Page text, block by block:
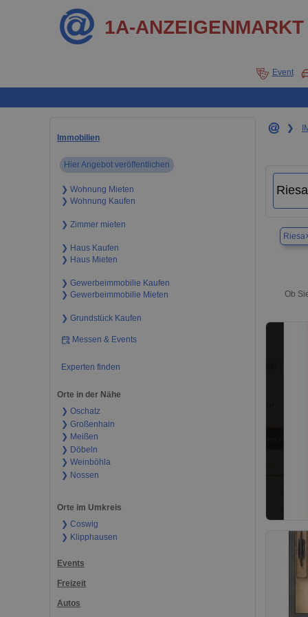
1A-ANZEIGENMARKT
Event
Immobilien
Hier Angebot veröffentlichen
❯ Wohnung Mieten
❯ Wohnung Kaufen
❯ Zimmer mieten
❯ Haus Kaufen
❯ Haus Mieten
❯ Gewerbeimmobilie Kaufen
❯ Gewerbeimmobilie Mieten
❯ Grundstück Kaufen
Messen & Events
Experten finden
Orte in der Nähe
❯ Oschatz
❯ Großenhain
❯ Meißen
❯ Döbeln
❯ Weinböhla
❯ Nossen
Orte im Umkreis
❯ Coswig
❯ Klipphausen
Events
Freizeit
Autos
❯
Riesa
Ob